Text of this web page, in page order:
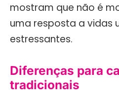
mostram que não é
uma resposta a vidas
estressantes.
Diferenças para
tradicionais